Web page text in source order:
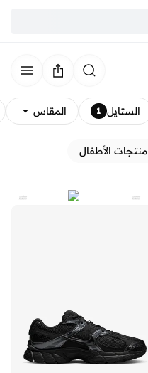
الستايل 1 المقاس
منتجات الأطفال